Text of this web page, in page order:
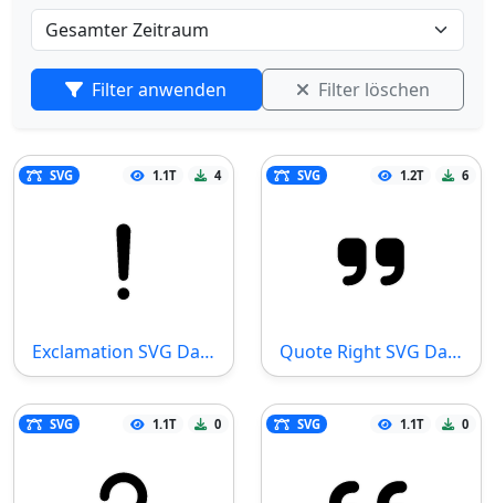
Filter anwenden Filter löschen
SVG 1.1T 4
Exclamation SVG Datei
SVG 1.2T 6
Quote Right SVG Datei
SVG 1.1T 0 SVG 1.1T 0